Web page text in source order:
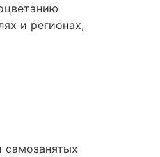
и регионах,
самозанятых